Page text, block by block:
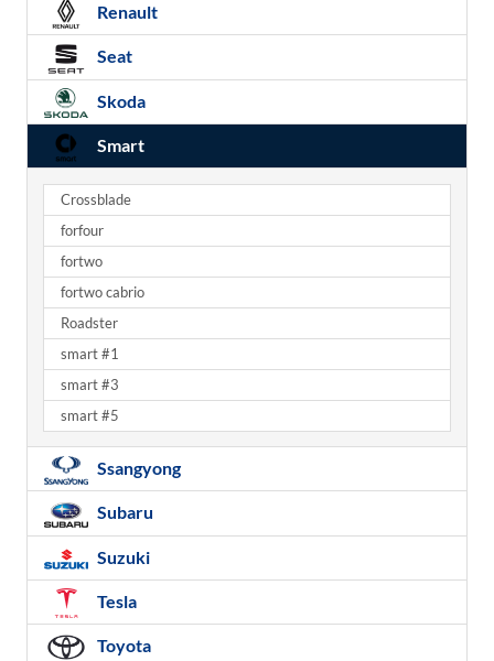
Renault
Seat
Skoda
Smart
Crossblade
forfour
fortwo
fortwo cabrio
Roadster
smart #1
smart #3
smart #5
Ssangyong
Subaru
Suzuki
Tesla
Toyota